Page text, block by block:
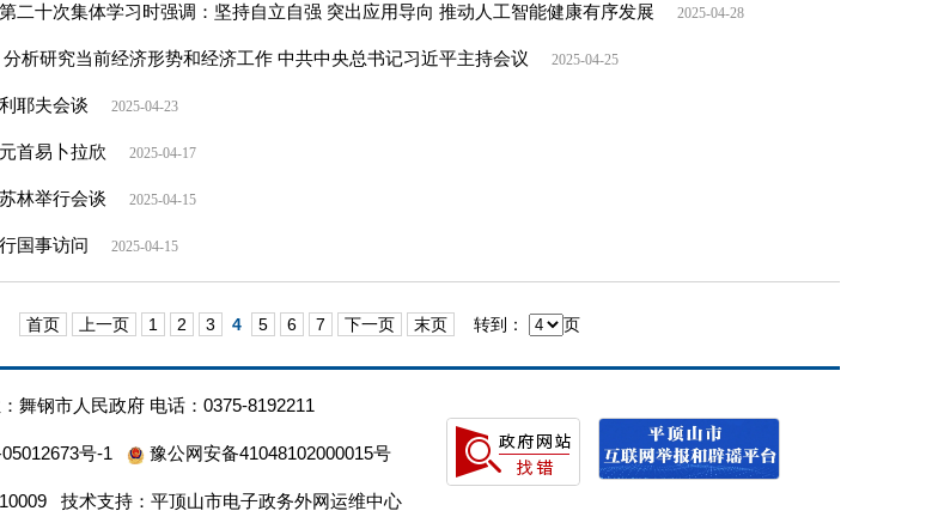
二十次集体学习时强调：坚持自立自强 突出应用导向 推动人工智能健康有序发展 2025-04-28
析研究当前经济形势和经济工作 中共中央总书记习近平主持会议 2025-04-25
耶夫会谈 2025-04-23
首易卜拉欣 2025-04-17
林举行会谈 2025-04-15
国事访问 2025-04-15
首页 上一页 1 2 3 4 5 6 7 下一页 末页 转到： 页
舞钢市人民政府 电话：0375-8192211
号-1 豫公网安备41048102000015号
技术支持：平顶山市电子政务外网运维中心